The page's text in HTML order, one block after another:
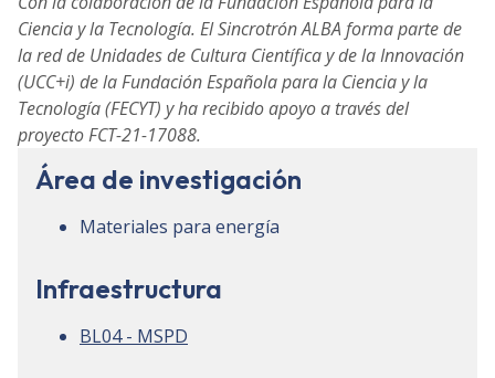
Ciencia y la Tecnología. El Sincrotrón ALBA forma parte de
la red de Unidades de Cultura Científica y de la Innovación
(UCC+i) de la Fundación Española para la Ciencia y la
Tecnología (FECYT) y ha recibido apoyo a través del
proyecto FCT-21-17088.
Área de investigación
Materiales para energía
Infraestructura
BL04 - MSPD